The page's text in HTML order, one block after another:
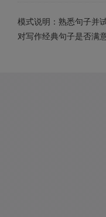
模式说明：熟悉句子并
对写作经典句子是否满